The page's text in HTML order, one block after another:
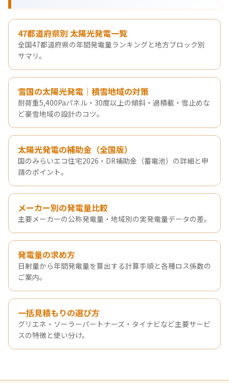
47都道府県別 太陽光発電一覧
全国47都道府県の年間発電量ランキングと地方ブロック別
サマリ。
雪国の太陽光発電｜積雪地域の対策
耐荷重5,400Paパネル・30度以上の傾斜・過積載・雪止めな
ど豪雪地域の設計のコツ。
太陽光発電の補助金（全国版）
国のみらいエコ住宅2026・DR補助金（蓄電池）の詳細と申
請のポイント。
メーカー別の発電量比較
主要メーカーの公称発電量・地域別の実発電量データの差。
発電量の求め方
日射量から年間発電量を算出する計算手順と各種ロス係数の
ご案内。
一括見積もりの選び方
グリエネ・ソーラーパートナーズ・タイナビなど主要サービ
スの特徴と使い分け。